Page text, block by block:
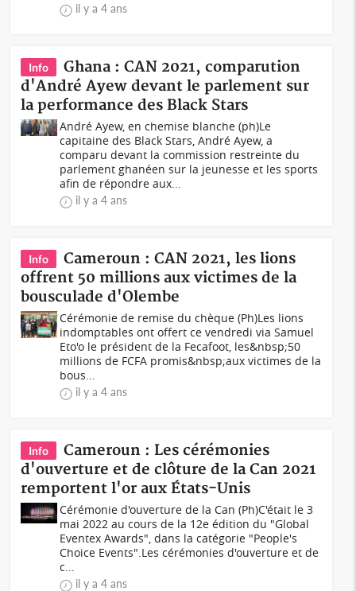
il y a 4 ans
Info
Ghana : CAN 2021, comparution
d'André Ayew devant le parlement sur
la performance des Black Stars
André Ayew, en chemise blanche (ph)Le
capitaine des Black Stars, André Ayew, a
comparu devant la commission restreinte du
parlement ghanéen sur la jeunesse et les sports
afin de répondre aux...
il y a 4 ans
Info
Cameroun : CAN 2021, les lions
offrent 50 millions aux victimes de la
bousculade d'Olembe
Cérémonie de remise du chèque (Ph)Les lions
indomptables ont offert ce vendredi via Samuel
Eto'o le président de la Fecafoot, les&nbsp;50
millions de FCFA promis&nbsp;aux victimes de la
bous...
il y a 4 ans
Info
Cameroun : Les cérémonies
d'ouverture et de clôture de la Can 2021
remportent l'or aux États-Unis
Cérémonie d'ouverture de la Can (Ph)C'était le 3
mai 2022 au cours de la 12e édition du "Global
Eventex Awards", dans la catégorie "People's
Choice Events".Les cérémonies d'ouverture et de
c...
il y a 4 ans